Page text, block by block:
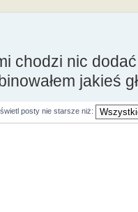
chodzi nic
jakieś
posty nie starsze niż: